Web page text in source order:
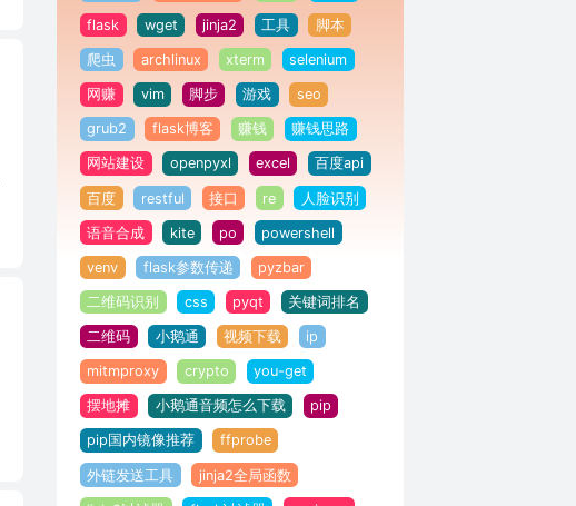
flask wget jinja2 工具 脚本
爬虫 archlinux xterm selenium
网赚 vim 脚步 游戏 seo
grub2 flask博客 赚钱 赚钱思路
网站建设 openpyxl excel 百度api
百度 restful 接口 re 人脸识别
语音合成 kite po powershell
venv flask参数传递 pyzbar
二维码识别 css pyqt 关键词排名
二维码 小鹅通 视频下载 ip
mitmproxy crypto you-get
摆地摊 小鹅通音频怎么下载 pip
pip国内镜像推荐 ffprobe
外链发送工具 jinja2全局函数